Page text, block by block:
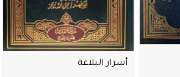
أسرار البلاغة